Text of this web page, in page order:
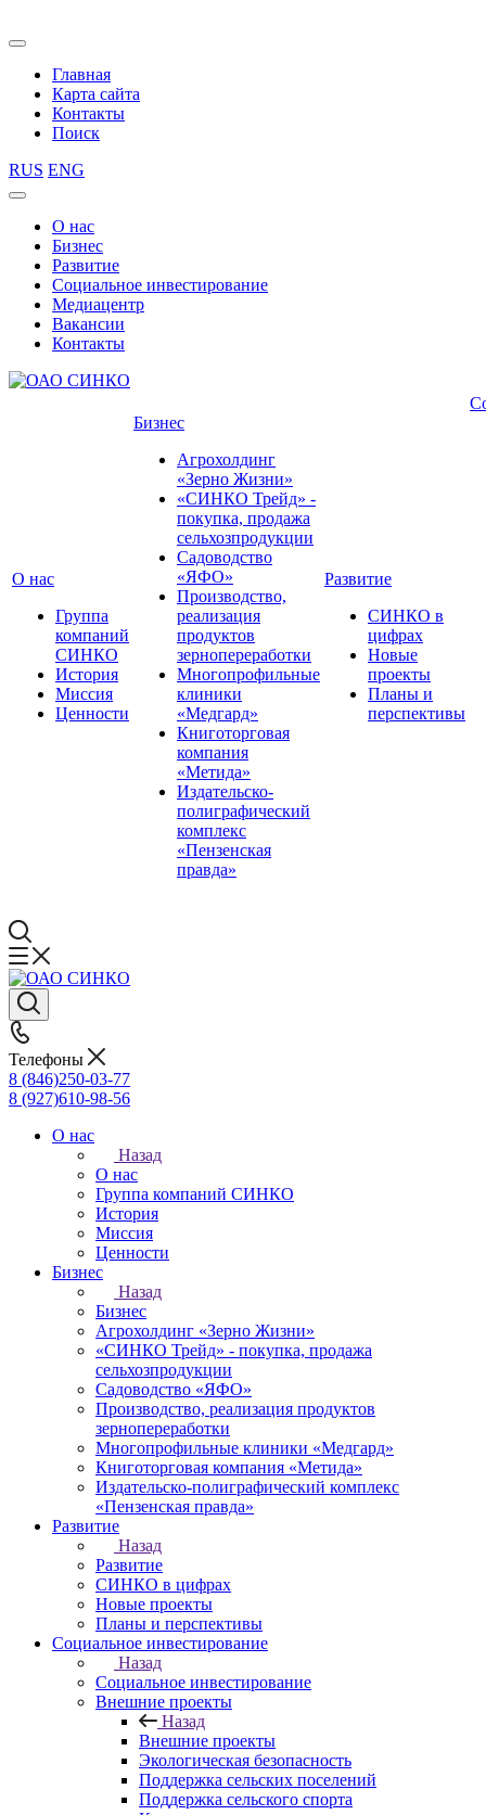
Главная
Карта сайта
Контакты
Поиск
RUS ENG
О нас
Бизнес
Развитие
Социальное инвестирование
Медиацентр
Вакансии
Контакты
О нас
Группа
компаний
СИНКО
История
Миссия
Ценности
Бизнес
Агрохолдинг
«Зерно Жизни»
«СИНКО Трейд» -
покупка, продажа
сельхозпродукции
Садоводство
«ЯФО»
Производство,
реализация
продуктов
зернопереработки
Многопрофильные
клиники
«Медгард»
Книготорговая
компания
«Метида»
Издательско-
полиграфический
комплекс
«Пензенская
правда»
Развитие
СИНКО в
цифрах
Новые
проекты
Планы и
перспективы
Телефоны
8 (846)250-03-77
8 (927)610-98-56
О нас
Назад
О нас
Группа компаний СИНКО
История
Миссия
Ценности
Бизнес
Назад
Бизнес
Агрохолдинг «Зерно Жизни»
«СИНКО Трейд» - покупка, продажа
сельхозпродукции
Садоводство «ЯФО»
Производство, реализация продуктов
зернопереработки
Многопрофильные клиники «Медгард»
Книготорговая компания «Метида»
Издательско-полиграфический комплекс
«Пензенская правда»
Развитие
Назад
Развитие
СИНКО в цифрах
Новые проекты
Планы и перспективы
Социальное инвестирование
Назад
Социальное инвестирование
Внешние проекты
Назад
Внешние проекты
Экологическая безопасность
Поддержка сельских поселений
Поддержка сельского спорта